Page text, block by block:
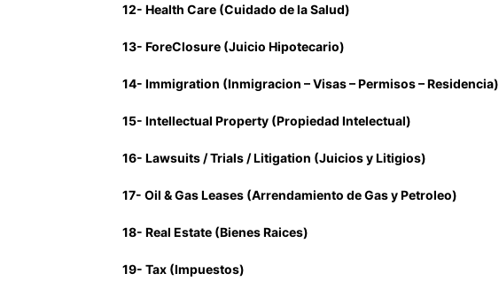
12- Health Care (Cuidado de la Salud)
13- ForeClosure (Juicio Hipotecario)
14- Immigration (Inmigracion – Visas – Permisos – Residencia)
15- Intellectual Property (Propiedad Intelectual)
16- Lawsuits / Trials / Litigation (Juicios y Litigios)
17- Oil & Gas Leases (Arrendamiento de Gas y Petroleo)
18- Real Estate (Bienes Raices)
19- Tax (Impuestos)